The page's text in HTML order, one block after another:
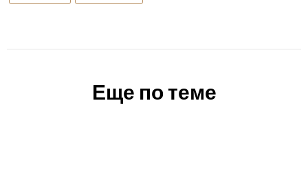
Еще по теме